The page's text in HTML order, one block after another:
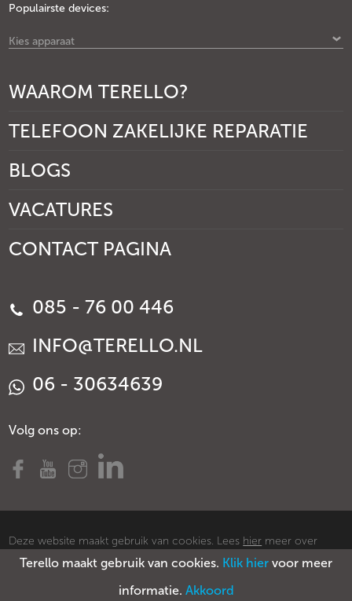
Terello maakt gebruik van cookies. Klik hier voor meer
informatie. Akkoord
Populairste devices:
Kies apparaat
WAAROM TERELLO?
TELEFOON ZAKELIJKE REPARATIE
BLOGS
VACATURES
CONTACT PAGINA
085 - 76 00 446
INFO@TERELLO.NL
06 - 30634639
Volg ons op:
Deze website maakt gebruik van cookies. Lees hier meer over
cookies.
Voorwaarden Privacy policy